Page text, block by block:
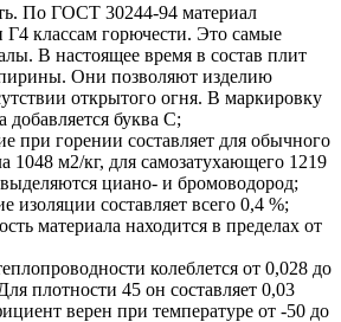
По ГОСТ 30244-94 материал
Г4 классам горючести. Это самые
В настоящее время в состав плит
Они позволяют изделию
открытого огня. В маркировку
добавляется буква С;
при горении составляет для обычного
1048 м2/кг, для самозатухающего 1219
циано- и бромоводород;
изоляции составляет всего 0,4 %;
материала находится в пределах от
колеблется от 0,028 до
плотности 45 он составляет 0,03
верен при температуре от -50 до